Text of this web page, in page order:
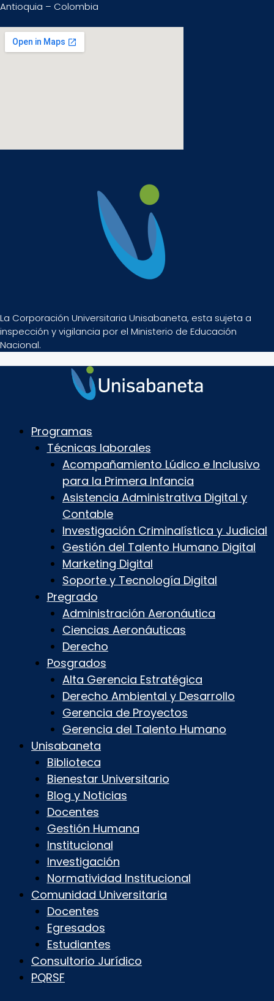
Antioquia – Colombia
La Corporación Universitaria Unisabaneta, esta sujeta a
inspección y vigilancia por el Ministerio de Educación
Nacional.
Programas
Técnicas laborales
Acompañamiento Lúdico e Inclusivo
para la Primera Infancia
Asistencia Administrativa Digital y
Contable
Investigación Criminalística y Judicial
Gestión del Talento Humano Digital
Marketing Digital
Soporte y Tecnología Digital
Pregrado
Administración Aeronáutica
Ciencias Aeronáuticas
Derecho
Posgrados
Alta Gerencia Estratégica
Derecho Ambiental y Desarrollo
Gerencia de Proyectos
Gerencia del Talento Humano
Unisabaneta
Biblioteca
Bienestar Universitario
Blog y Noticias
Docentes
Gestión Humana
Institucional
Investigación
Normatividad Institucional
Comunidad Universitaria
Docentes
Egresados
Estudiantes
Consultorio Jurídico
PQRSF